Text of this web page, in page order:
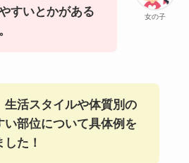
女の子
すいとかがある
生活スタイルや体質別の
い部位について具体例を
した！